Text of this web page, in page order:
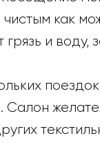
чистым как
грязь и
Салон